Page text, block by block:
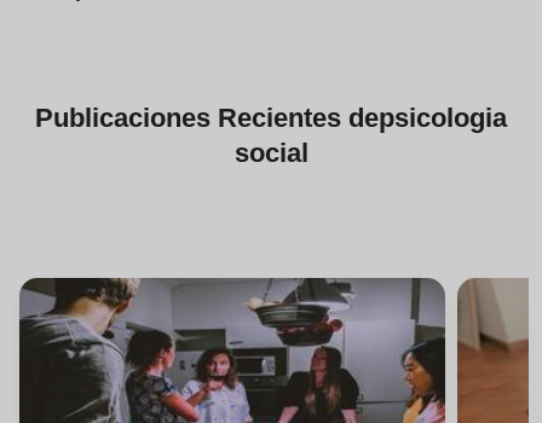
Publicaciones Recientes depsicologia
social